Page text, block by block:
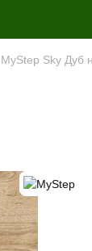
MyStep Sky Дуб